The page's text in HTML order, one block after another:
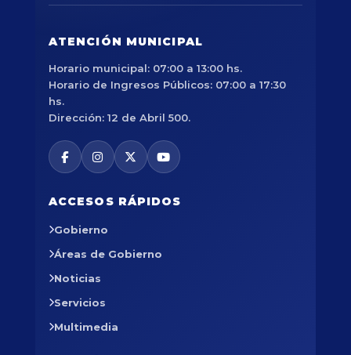
ATENCIÓN MUNICIPAL
Horario municipal: 07:00 a 13:00 hs.
Horario de Ingresos Públicos: 07:00 a 17:30
hs.
Dirección: 12 de Abril 500.
ACCESOS RÁPIDOS
Gobierno
Áreas de Gobierno
Noticias
Servicios
Multimedia